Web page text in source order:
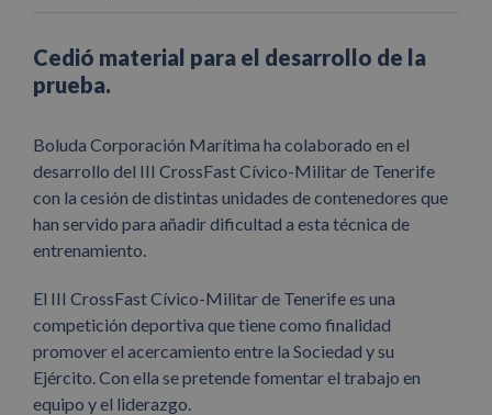
Cedió material para el desarrollo de la
prueba.
Boluda Corporación Marítima ha colaborado en el
desarrollo del III CrossFast Cívico-Militar de Tenerife
con la cesión de distintas unidades de contenedores que
han servido para añadir dificultad a esta técnica de
entrenamiento.
El III CrossFast Cívico-Militar de Tenerife es una
competición deportiva que tiene como finalidad
promover el acercamiento entre la Sociedad y su
Ejército. Con ella se pretende fomentar el trabajo en
equipo y el liderazgo.